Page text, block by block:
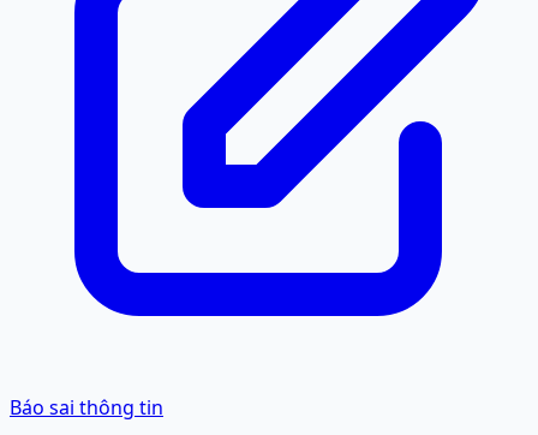
Báo sai thông tin